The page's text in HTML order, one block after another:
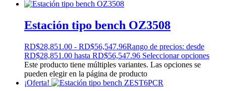
Estación tipo bench OZ3508
RD$28,851.00 - RD$56,547.96Rango de precios: desde
RD$28,851.00 hasta RD$56,547.96 Seleccionar opciones
Este producto tiene múltiples variantes. Las opciones se
pueden elegir en la página de producto
¡Oferta!